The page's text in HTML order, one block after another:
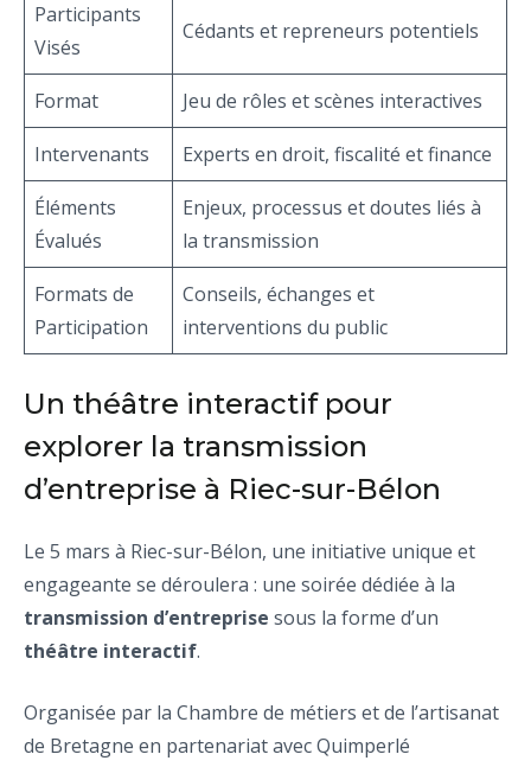
Participants
Visés
Cédants et repreneurs potentiels
Format Jeu de rôles et scènes interactives
Intervenants Experts en droit, fiscalité et finance
Éléments
Évalués
Enjeux, processus et doutes liés à
la transmission
Formats de
Participation
Conseils, échanges et
interventions du public
Un théâtre interactif pour
explorer la transmission
d’entreprise à Riec-sur-Bélon
Le 5 mars à Riec-sur-Bélon, une initiative unique et
engageante se déroulera : une soirée dédiée à la
transmission d’entreprise sous la forme d’un
théâtre interactif.
Organisée par la Chambre de métiers et de l’artisanat
de Bretagne en partenariat avec Quimperlé